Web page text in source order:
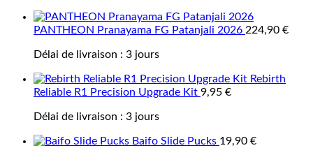
PANTHEON Pranayama FG Patanjali 2026 224,90 €
Délai de livraison : 3 jours
Rebirth
Reliable R1 Precision Upgrade Kit 9,95 €
Délai de livraison : 3 jours
Baifo Slide Pucks 19,90 €